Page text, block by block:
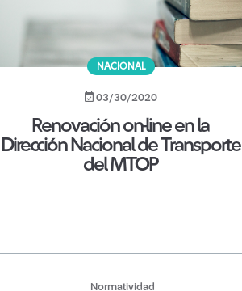
NACIONAL
03/30/2020
Renovación on-line en la
Dirección Nacional de Transporte
del MTOP
Normatividad